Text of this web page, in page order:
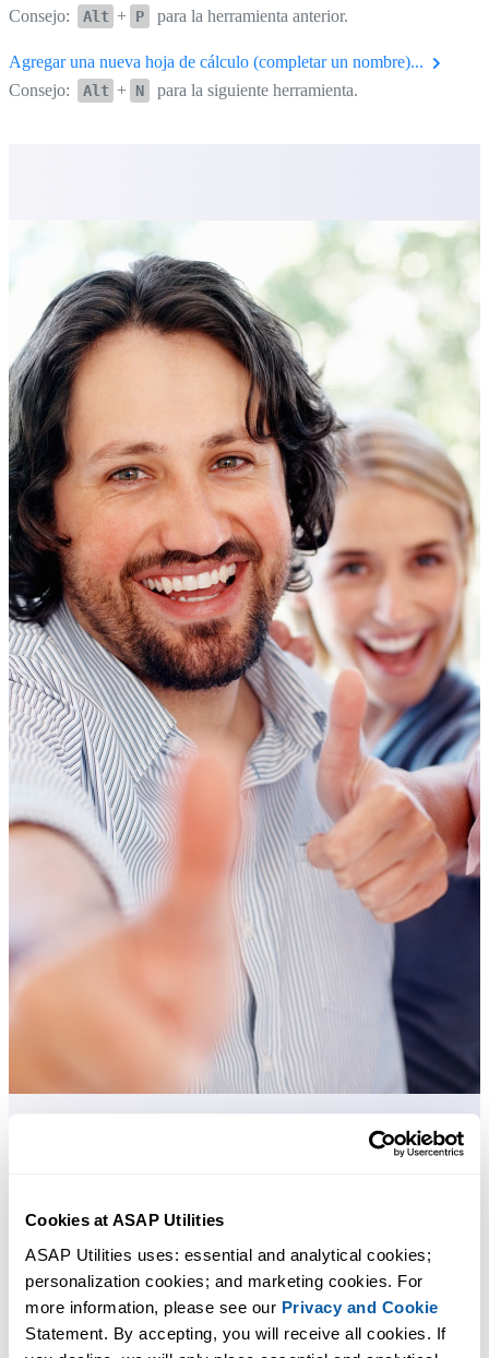
Cookies at ASAP Utilities
ASAP Utilities uses: essential and analytical cookies;
personalization cookies; and marketing cookies. For
more information, please see our Privacy and Cookie
Statement. By accepting, you will receive all cookies. If
Consejo:
Alt + P para la herramienta anterior.
Agregar una nueva hoja de cálculo (completar un nombre)...
Consejo:
Alt + N para la siguiente herramienta.
Herramientas prácticas que muchos usuarios desearían tener en Excel.
Ahorra tiempo en Excel. Así de fácil.
ASAP Utilities te ayuda a ahorrar tiempo y a hacer cosas que Excel
por sí solo no puede hacer.